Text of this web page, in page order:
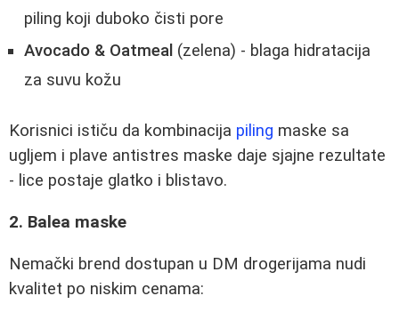
piling koji duboko čisti pore
Avocado & Oatmeal (zelena) - blaga hidratacija
za suvu kožu
Korisnici ističu da kombinacija piling maske sa
ugljem i plave antistres maske daje sjajne rezultate
- lice postaje glatko i blistavo.
2. Balea maske
Nemački brend dostupan u DM drogerijama nudi
kvalitet po niskim cenama: